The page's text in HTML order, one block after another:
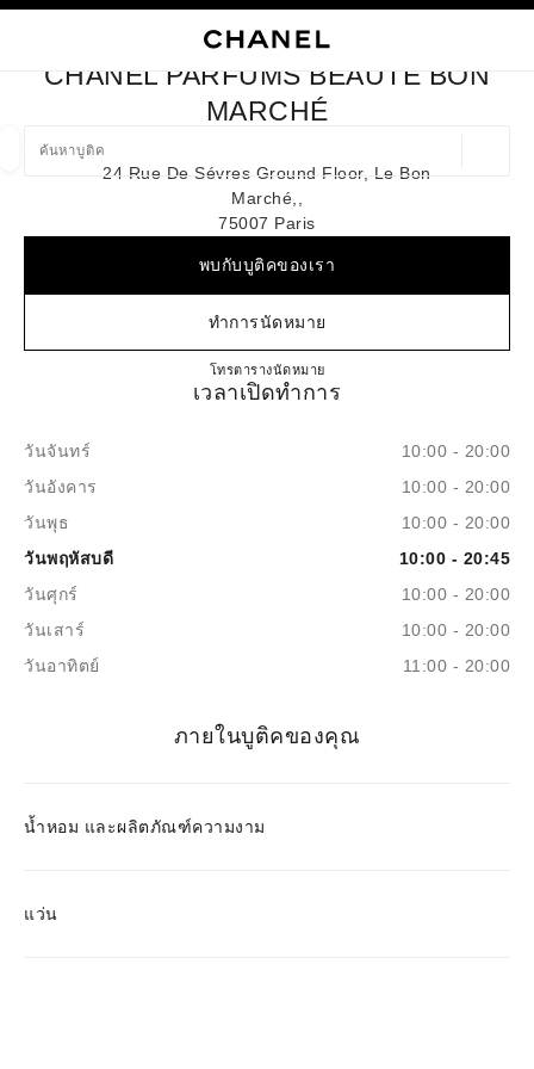
ค้นหาบูติค
ข้อเสนอจะแสดงอยู่ใต้แถบค้นหานี้
0 ข้อเสนอที่มีอยู่
ปิดการ์ดบูติก CHANEL PARFUMS BEAUTÉ BON MARCHÉ
CHANEL PARFUMS BEAUTÉ BON
MARCHÉ
24 Rue De Sévres Ground Floor, Le Bon
Marché,,
75007 Paris
พบกับบูติคของเรา
ทำการนัดหมาย
โทร145491260
ตารางนัดหมายCHANEL PARFUMS
เวลาเปิดทำการ
วันจันทร์
10:00 - 20:00
วันอังคาร
10:00 - 20:00
วันพุธ
10:00 - 20:00
วันพฤหัสบดี
10:00 - 20:45
วันศุกร์
10:00 - 20:00
วันเสาร์
10:00 - 20:00
วันอาทิตย์
11:00 - 20:00
ภายในบูติคของคุณ
น้ำหอม และผลิตภัณฑ์ความงาม
แว่น